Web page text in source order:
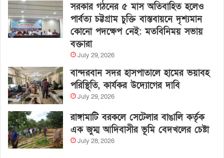
সরকার গঠনের ৫ মাস অতিবাহিত হলেও
পার্বত্য চট্টগ্রাম চুক্তি বাস্তবায়নে দৃশ্যমান
কোনো পদক্ষেপ নেই: মতবিনিময় সভায়
বক্তারা
July 29, 2026
বান্দরবান সদর হাসপাতালে হামের ভয়াবহ
পরিস্থিতি, কার্যকর উদ্যোগের দাবি
July 29, 2026
রাঙ্গামাটি বরকলে সেটেলার বাঙালি কর্তৃক
এক জুম্ম আদিবাসীর ভূমি বেদখলের চেষ্টা
July 28, 2026